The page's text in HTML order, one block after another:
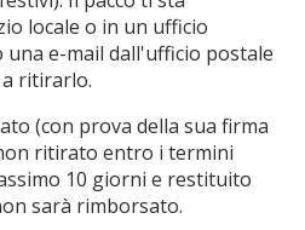
locale o in un ufficio
una e-mail dall'ufficio postale
ritirarlo.
(con prova della sua firma
ritirato entro i termini
10 giorni e restituito
sarà rimborsato.